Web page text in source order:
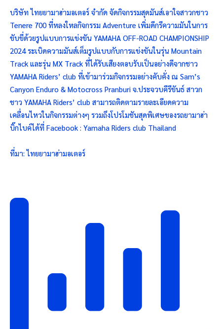
บริษัท ไทยยามาฮ่ามอเตอร์ จำกัด จัดกิจกรรมสุดมันส์เอาใจสาวกชาว
Tenere 700 ที่หลงใหลกิจกรรม Adventure เพิ่มดีกรีความมันในการ
ขับขี่ด้วยรูปแบบการแข่งขัน YAMAHA OFF-ROAD CHAMPIONSHIP
2024 ระเบิดความมันส์เต็มรูปแบบกับการแข่งขันในรุ่น Mountain
Track และรุ่น MX Track ที่ได้รับเสียงตอบรับเป็นอย่างดีจากชาว
YAMAHA Riders’ club ที่เข้ามาร่วมกิจกรรมอย่างคับคั่ง ณ Sam’s
Canyon Enduro & Motocross Pranburi จ.ประจวบคีรีขันธ์ สาวก
ชาว YAMAHA Riders’ club สามารถติดตามรายละเอียดความ
เคลื่อนไหวในกิจกรรมต่างๆ รวมถึงโปรโมชันสุดพิเศษของรถยามาฮ่า
บิ๊กไบค์ได้ที่ Facebook : Yamaha Riders club Thailand
ที่มา: ไทยยามาฮ่ามอเตอร์